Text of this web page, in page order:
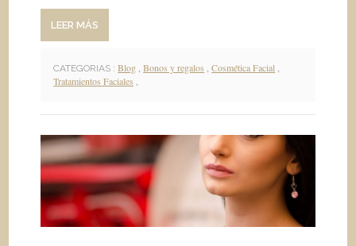
LEER MÁS
CATEGORIAS : Blog ,Bonos y regalos ,Cosmética Facial ,
Tratamientos Faciales ,